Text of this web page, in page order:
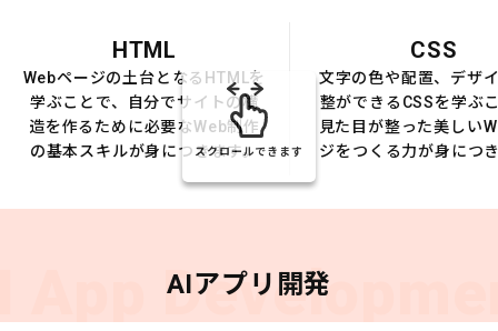
HTML
Webページの土台となるHTMLを
学ぶことで、自分でサイトの構
造を作るために必要なWeb制作
の基本スキルが身につきます。
CSS
文字の色や配置、デザ
整ができるCSSを学ぶ
見た目が整った美しい
ジをつくる力が身につ
スクロールできます
App AIアプリ開発